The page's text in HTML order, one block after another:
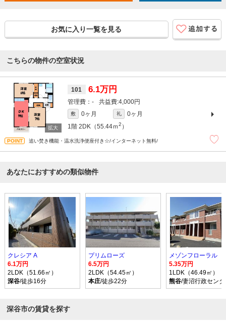
お気に入り一覧を見る
こちらの物件の空室状況
101 6.1万円
- 4,000円
敷 0ヶ月 礼
0ヶ月
1階 2DK（55.44ｍ2 ）
追い焚き機能・温水洗浄便座付き☆/インターネット無料/
あなたにおすすめの類似物件
クレシア A
6.1万円
2LDK（51.66㎡）
深谷/徒歩16分
プリムローズ
6.5万円
2LDK（54.45㎡）
本庄/徒歩22分
メゾンフローラル
5.35万円
1LDK（46.49㎡）
熊谷/妻沼行政セン
深谷市の賃貸を探す